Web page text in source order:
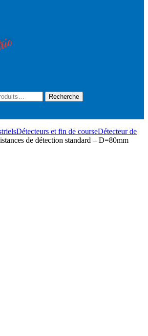
Recherche
Détecteurs et fin de courseDétecteur de
de détection standard – D=80mm